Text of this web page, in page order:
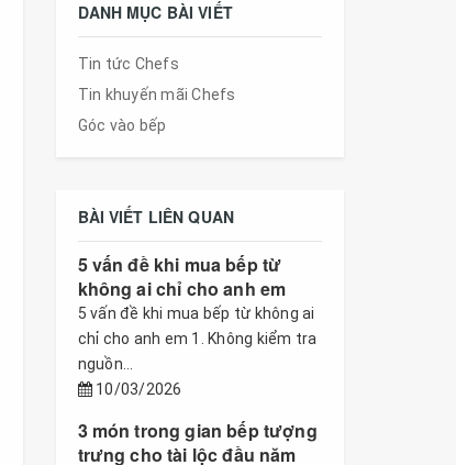
DANH MỤC BÀI VIẾT
Tin tức Chefs
Tin khuyến mãi Chefs
Góc vào bếp
BÀI VIẾT LIÊN QUAN
5 vấn đề khi mua bếp từ
không ai chỉ cho anh em
5 vấn đề khi mua bếp từ không ai
chỉ cho anh em 1. Không kiểm tra
nguồn...
10/03/2026
3 món trong gian bếp tượng
trưng cho tài lộc đầu năm